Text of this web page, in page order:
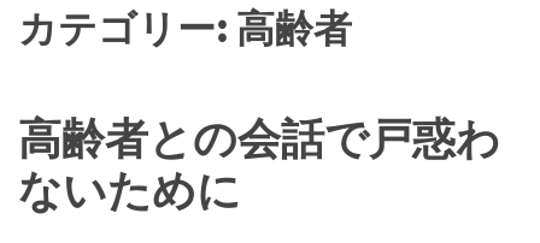
カテゴリー: 高齢者
高齢者との会話で戸惑わ
ないために